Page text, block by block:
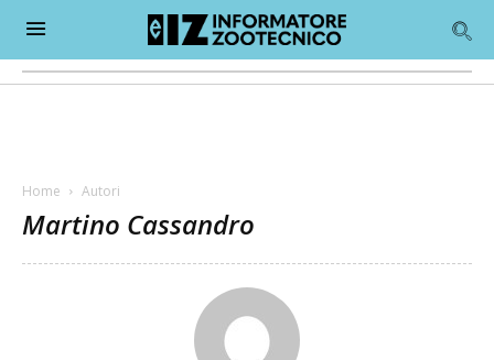
Home Autori
Martino Cassandro